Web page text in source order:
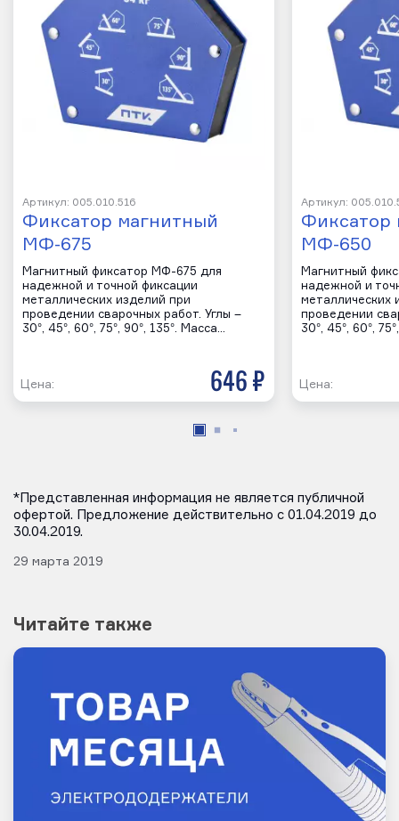
Артикул: 005.010.516
Фиксатор магнитный
МФ-675
Магнитный фиксатор МФ-675 для
надежной и точной фиксации
металлических изделий при
проведении сварочных работ. Углы –
30°, 45°, 60°, 75°, 90°, 135°. Масса…
Цена: 646 р
Артикул:
Фиксатор
МФ-650
Магнитный
надежной и
металлических
проведении
30°, 45°, 60°,
Цена:
*Представленная информация не является публичной
офертой. Предложение действительно с 01.04.2019 до
30.04.2019.
29 марта 2019
Читайте также